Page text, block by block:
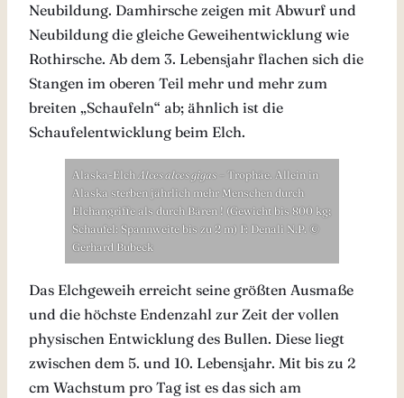
Neubildung. Damhirsche zeigen mit Abwurf und
Neubildung die gleiche Geweihentwicklung wie
Rothirsche. Ab dem 3. Lebensjahr flachen sich die
Stangen im oberen Teil mehr und mehr zum
breiten „Schaufeln“ ab; ähnlich ist die
Schaufelentwicklung beim Elch.
Alaska-Elch Alces alces gigas – Trophäe. Allein in
Alaska sterben jährlich mehr Menschen durch
Elchangriffe als durch Bären ! (Gewicht bis 800 kg;
Schaufel: Spannweite bis zu 2 m) F: Denali N.P. ©
Gerhard Bubeck
Das Elchgeweih erreicht seine größten Ausmaße
und die höchste Endenzahl zur Zeit der vollen
physischen Entwicklung des Bullen. Diese liegt
zwischen dem 5. und 10. Lebensjahr. Mit bis zu 2
cm Wachstum pro Tag ist es das sich am